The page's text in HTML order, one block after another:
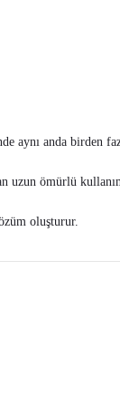
aynı anda birden
uzun ömürlü
oluşturur.